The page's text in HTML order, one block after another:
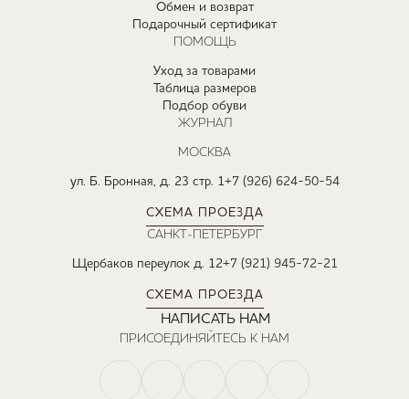
Обмен и возврат
Подарочный сертификат
ПОМОЩЬ
Уход за товарами
Таблица размеров
Подбор обуви
ЖУРНАЛ
МОСКВА
ул. Б. Бронная, д. 23 стр. 1+7 (926) 624-50-54
СХЕМА ПРОЕЗДА
САНКТ-ПЕТЕРБУРГ
Щербаков переулок д. 12+7 (921) 945-72-21
СХЕМА ПРОЕЗДА
НАПИСАТЬ НАМ
ПРИСОЕДИНЯЙТЕСЬ К НАМ